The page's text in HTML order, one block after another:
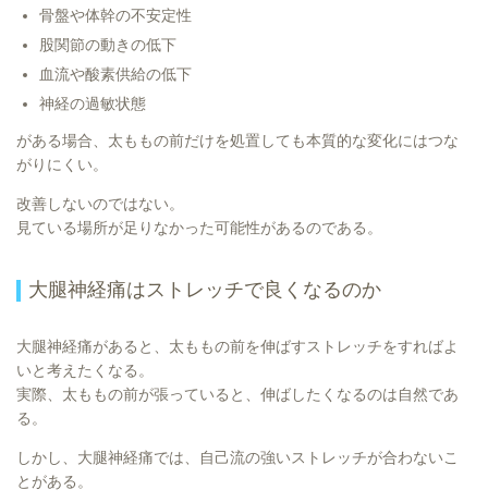
骨盤や体幹の不安定性
股関節の動きの低下
血流や酸素供給の低下
神経の過敏状態
がある場合、太ももの前だけを処置しても本質的な変化にはつな
がりにくい。
改善しないのではない。
見ている場所が足りなかった可能性があるのである。
大腿神経痛はストレッチで良くなるのか
大腿神経痛があると、太ももの前を伸ばすストレッチをすればよ
いと考えたくなる。
実際、太ももの前が張っていると、伸ばしたくなるのは自然であ
る。
しかし、大腿神経痛では、自己流の強いストレッチが合わないこ
とがある。